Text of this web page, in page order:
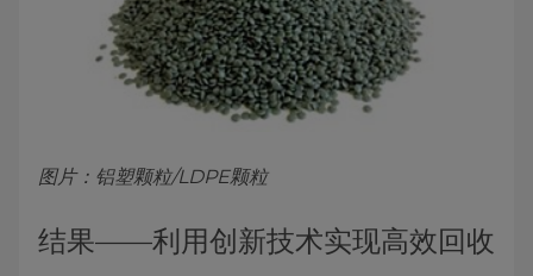
图片：铝塑颗粒/LDPE颗粒
结果——利用创新技术实现高效回收